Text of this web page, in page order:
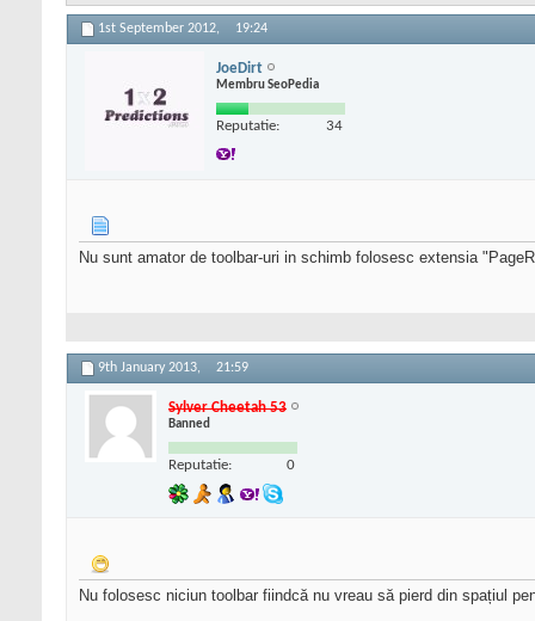
1st September 2012, 19:24
JoeDirt
Membru SeoPedia
Reputatie: 34
Nu sunt amator de toolbar-uri in schimb folosesc extensia
9th January 2013, 21:59
Sylver Cheetah 53
Banned
Reputatie: 0
Nu folosesc niciun toolbar fiindcă nu vreau să pierd din spațiul